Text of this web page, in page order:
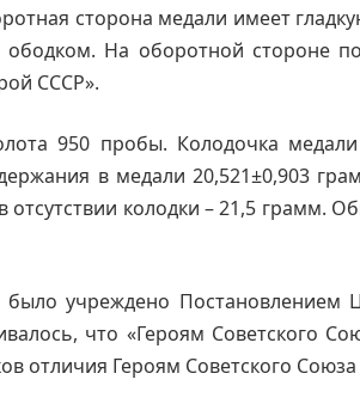
сторона медали имеет
На оборотной стороне
СССР».
950 пробы. Колодочка
в медали 20,521±0,903
отсутствии колодки – 21,5 грамм.
было учреждено
что «Героям Советского
отличия Героям Советского